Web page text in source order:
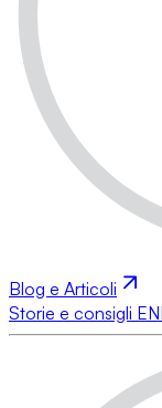
Blog e Articoli
Storie e consigli